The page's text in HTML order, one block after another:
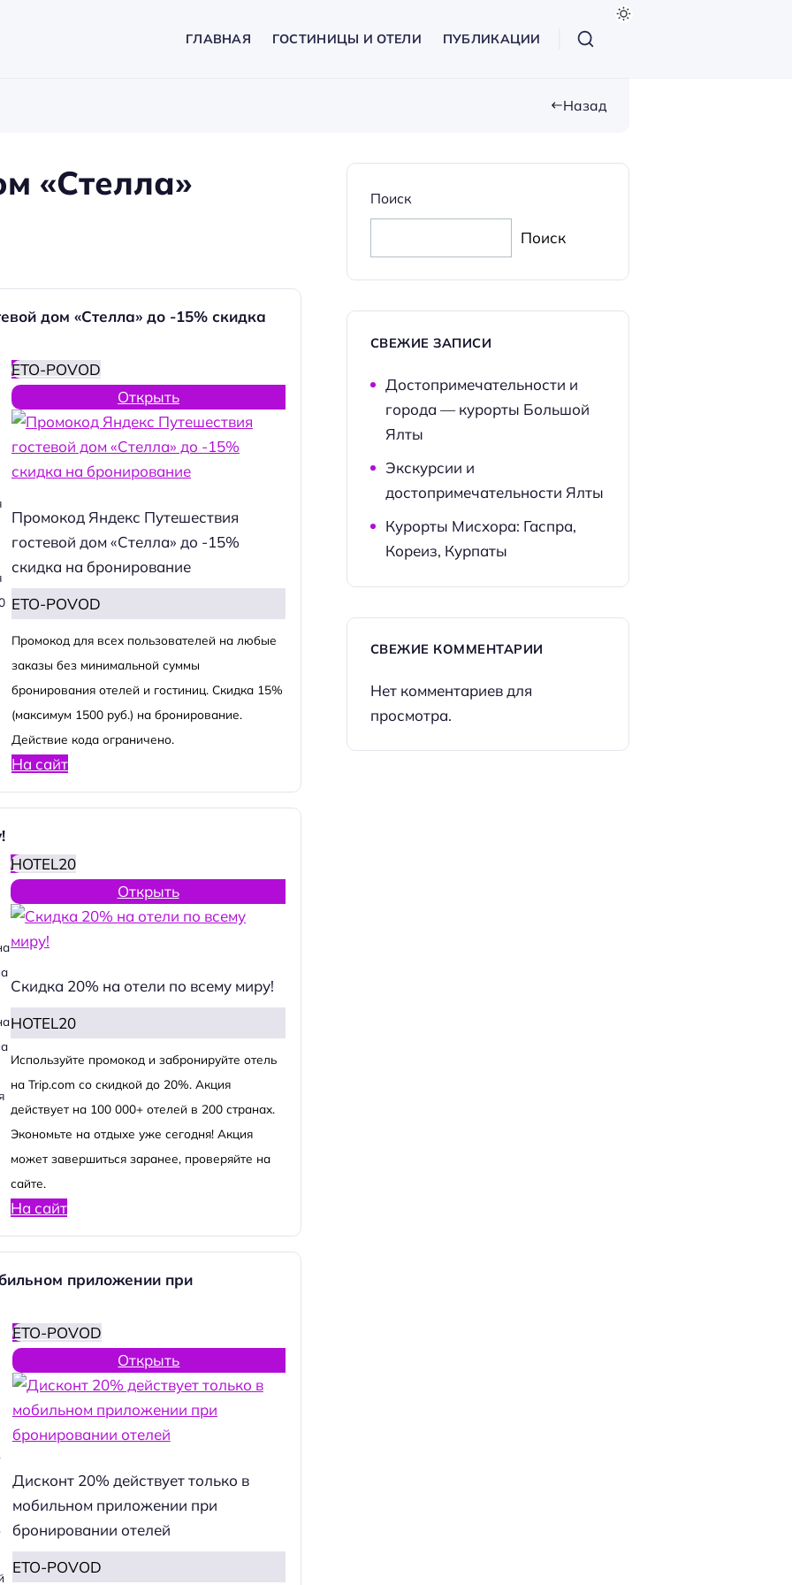
ГЛАВНАЯ ГОСТИНИЦЫ И ОТЕЛИ ПУБЛИКАЦИИ
Назад
«Стелла»
дом «Стелла» до -15% скидка
ETO-POVOD
Открыть
Промокод Яндекс Путешествия
гостевой дом «Стелла» до -15%
скидка на бронирование
ETO-POVOD
Промокод для всех пользователей на любые
заказы без минимальной суммы
бронирования отелей и гостиниц. Скидка 15%
(максимум 1500 руб.) на бронирование.
Действие кода ограничено.
На сайт
HOTEL20
Открыть
Скидка 20% на отели по всему миру!
HOTEL20
Используйте промокод и забронируйте отель
на Trip.com со скидкой до 20%. Акция
действует на 100 000+ отелей в 200 странах.
Экономьте на отдыхе уже сегодня! Акция
может завершиться заранее, проверяйте на
сайте.
На сайт
приложении при
ETO-POVOD
Открыть
Дисконт 20% действует только в
мобильном приложении при
бронировании отелей
ETO-POVOD
Поиск
Поиск
СВЕЖИЕ ЗАПИСИ
Достопримечательности и
города — курорты Большой
Ялты
Экскурсии и
достопримечательности Ялты
Курорты Мисхора: Гаспра,
Кореиз, Курпаты
СВЕЖИЕ КОММЕНТАРИИ
Нет комментариев для
просмотра.